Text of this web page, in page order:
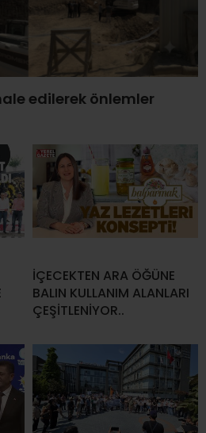
edilerek önlemler
İÇECEKTEN ARA ÖĞÜNE
BALIN KULLANIM ALANLARI
ÇEŞİTLENİYOR..